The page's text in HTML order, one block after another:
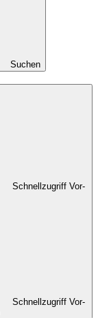
Suchen
Schnellzugriff Vor-
Schnellzugriff Vor-